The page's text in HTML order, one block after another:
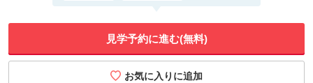
見学予約に進む(無料)